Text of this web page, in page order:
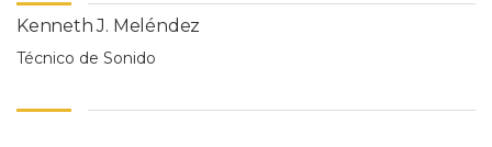
Kenneth J. Meléndez
Técnico de Sonido